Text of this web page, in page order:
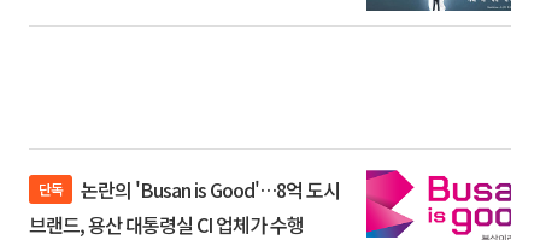
단독
브랜드, 용산 대통령실 CI 업체가 수행